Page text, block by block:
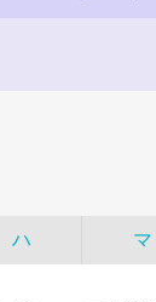
ハ マ